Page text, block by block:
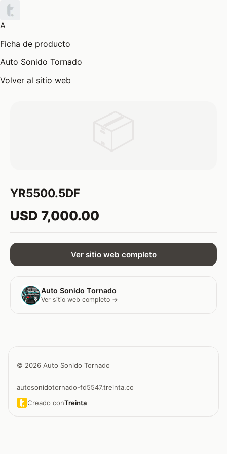
A
Ficha de producto
Auto Sonido Tornado
Volver al sitio web
YR5500.5DF
USD 7,000.00
Ver sitio web completo
Auto Sonido Tornado
Ver sitio web completo →
© 2026 Auto Sonido Tornado
autosonidotornado-fd5547.treinta.co
Creado conTreinta